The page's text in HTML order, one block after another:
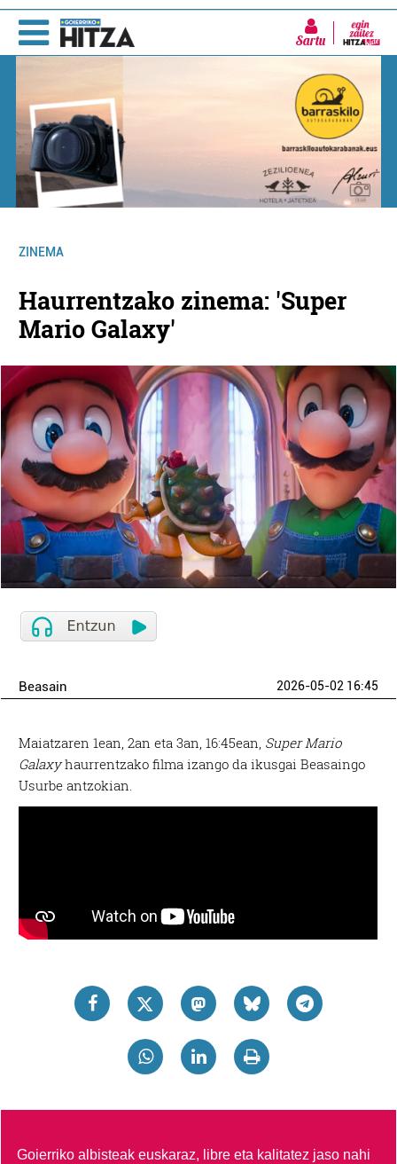
Sartu
ZINEMA
Haurrentzako zinema: 'Super
Mario Galaxy'
Beasain 2026-05-02 16:45
Maiatzaren 1ean, 2an eta 3an, 16:45ean, Super Mario
Galaxyhaurrentzako filma izango da ikusgai Beasaingo
Usurbe antzokian.
Goierriko albisteak euskaraz, libre eta kalitatez jaso nahi